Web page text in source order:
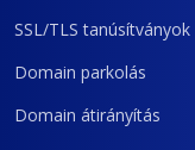
SSL/TLS tanúsítványok
Domain parkolás
Domain átirányítás